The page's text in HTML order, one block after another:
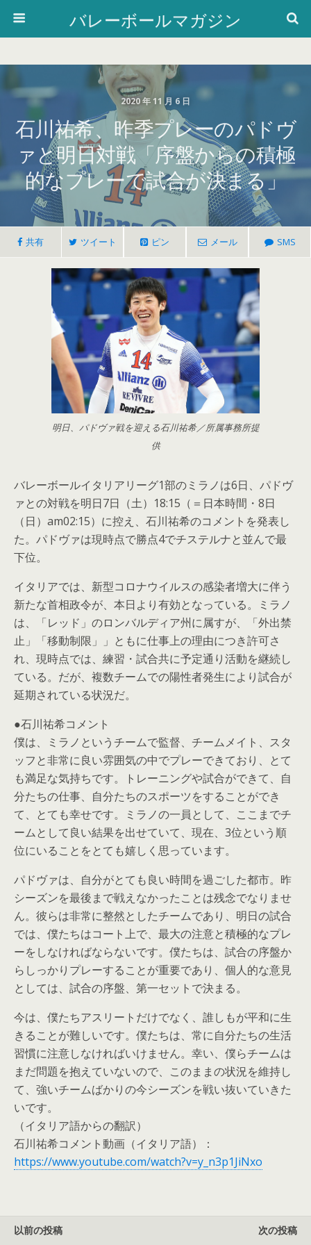
バレーボールマガジン
2020 年 11 月 6 日
石川祐希、昨季プレーのパドヴ
ァと明日対戦「序盤からの積極
的なプレーで試合が決まる」
共有 ツイート ピン メール SMS
明日、パドヴァ戦を迎える石川祐希／所属事務所提
供
バレーボールイタリアリーグ1部のミラノは6日、パドヴ
ァとの対戦を明日7日（土）18:15（＝日本時間・8日
（日）am02:15）に控え、石川祐希のコメントを発表し
た。パドヴァは現時点で勝点4でチステルナと並んで最
下位。
イタリアでは、新型コロナウイルスの感染者増大に伴う
新たな首相政令が、本日より有効となっている。ミラノ
は、「レッド」のロンバルディア州に属すが、「外出禁
止」「移動制限」」ともに仕事上の理由につき許可さ
れ、現時点では、練習・試合共に予定通り活動を継続し
ている。だが、複数チームでの陽性者発生により試合が
延期されている状況だ。
●石川祐希コメント
僕は、ミラノというチームで監督、チームメイト、スタ
ッフと非常に良い雰囲気の中でプレーできており、とて
も満足な気持ちです。トレーニングや試合ができて、自
分たちの仕事、自分たちのスポーツをすることができ
て、とても幸せです。ミラノの一員として、ここまでチ
ームとして良い結果を出せていて、現在、3位という順
位にいることをとても嬉しく思っています。
パドヴァは、自分がとても良い時間を過ごした都市。昨
シーズンを最後まで戦えなかったことは残念でなりませ
ん。彼らは非常に整然としたチームであり、明日の試合
では、僕たちはコート上で、最大の注意と積極的なプレ
ーをしなければならないです。僕たちは、試合の序盤か
らしっかりプレーすることが重要であり、個人的な意見
としては、試合の序盤、第一セットで決まる。
今は、僕たちアスリートだけでなく、誰しもが平和に生
きることが難しいです。僕たちは、常に自分たちの生活
習慣に注意しなければいけません。幸い、僕らチームは
まだ問題を抱えていないので、このままの状況を維持し
て、強いチームばかりの今シーズンを戦い抜いていきた
いです。
（イタリア語からの翻訳）
石川祐希コメント動画（イタリア語）：
https://www.youtube.com/watch?v=y_n3p1JiNxo
以前の投稿
次の投稿